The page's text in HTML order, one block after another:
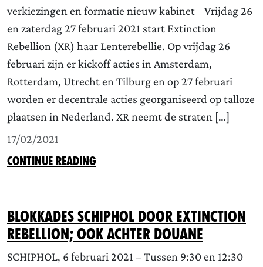
verkiezingen en formatie nieuw kabinet Vrijdag 26
en zaterdag 27 februari 2021 start Extinction
Rebellion (XR) haar Lenterebellie. Op vrijdag 26
februari zijn er kickoff acties in Amsterdam,
Rotterdam, Utrecht en Tilburg en op 27 februari
worden er decentrale acties georganiseerd op talloze
plaatsen in Nederland. XR neemt de straten […]
17/02/2021
CONTINUE READING
Blokkades Schiphol door Extinction
Rebellion; ook achter douane
SCHIPHOL, 6 februari 2021 – Tussen 9:30 en 12:30